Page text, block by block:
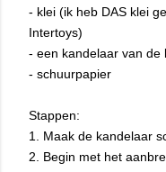
- klei (ik heb DAS klei
Intertoys)
- een kandelaar van de
- schuurpapier
Stappen:
1. Maak de kandelaar
2. Begin met het